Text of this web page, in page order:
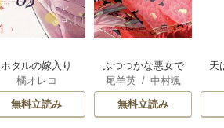
ホタルの嫁入り
橘オレコ
無料立読み
ふつつかな悪女で
はございますが ～
雛宮蝶鼠とりかえ
伝～
尾羊英/ 中村颯
希
/ ゆき哉
無料立読み
天